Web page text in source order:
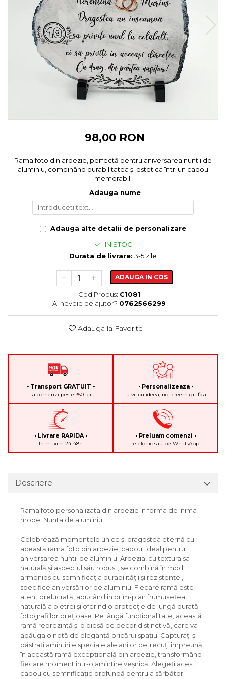
Body bebelusi personalizate
Perne personalizate
Plusuri personalizate
Agende personalizate
Etichete pentru sticla de vin
Cadouri Personalizate Unice
Sorturi Personalizate
Cadouri pentru Doctori
Cadouri Pensionare
Cadouri Profesori
98,00 RON
Rama foto din ardezie, perfectă pentru aniversarea nuntii de
aluminiu, combinând durabilitatea și estetica într-un cadou
memorabil.
Adauga nume
Adauga alte detalii de personalizare
IN STOC
Durata de livrare: 3-5 zile
ADAUGA IN COS
Cod Produs: C1081
Ai nevoie de ajutor? 0762566299
Adauga la Favorite
• Transport GRATUIT •
La comenzi peste 350 lei.
• Personalizeaza •
Tu vii cu ideea, noi creem grafica!
• Livrare RAPIDA •
In maxim 24-48h
• Preluam comenzi •
telefonic sau pe WhatsApp.
Descriere
Rama foto personalizata din ardezie in forma de inima
model Nunta de aluminiu
Celebrează momentele unice și dragostea eternă cu
această rama foto din ardezie, cadoul ideal pentru
aniversarea nuntii de aluminiu. Ardezia, cu textura sa
naturală și aspectul său robust, se combină în mod
armonios cu semnificația durabilității și rezistenței,
specifice aniversărilor de aluminiu. Fiecare ramă este
atent prelucrată, aducând în prim-plan frumusețea
naturală a pietrei și oferind o protecție de lungă durată
fotografiilor prețioase. Pe lângă funcționalitate, această
ramă reprezintă și o piesă de decor distinctivă, care va
adăuga o notă de eleganță oricărui spațiu. Capturați și
păstrați amintirile speciale ale anilor petrecuți împreună
în această ramă excepțională din ardezie, transformând
fiecare moment într-o amintire veșnică. Alegeți acest
cadou cu semnificație profundă pentru a sărbători